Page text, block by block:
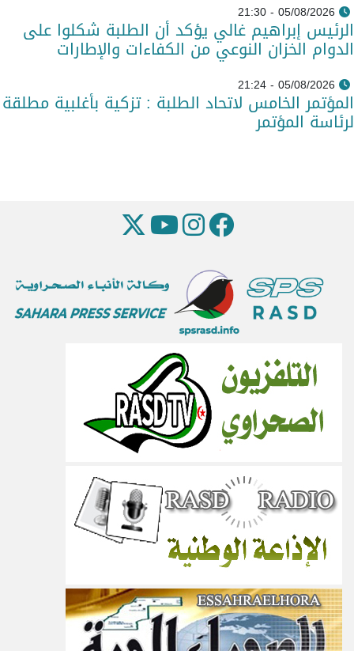
05/08/2026 - 21:30
الرئيس إبراهيم غالي يؤكد أن الطلبة شكلوا على
الدوام الخزان النوعي من الكفاءات والإطارات
05/08/2026 - 21:24
المؤتمر الخامس لاتحاد الطلبة : تزكية بأغلبية مطلقة
لرئاسة المؤتمر